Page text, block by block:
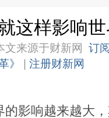
这样影响
文来源于财新网
订
》
注册财新网
影响越来越大，